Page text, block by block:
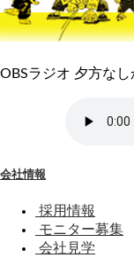
OBSラジオ 夕方な
会社情報
採用情報
モニター募集
会社見学